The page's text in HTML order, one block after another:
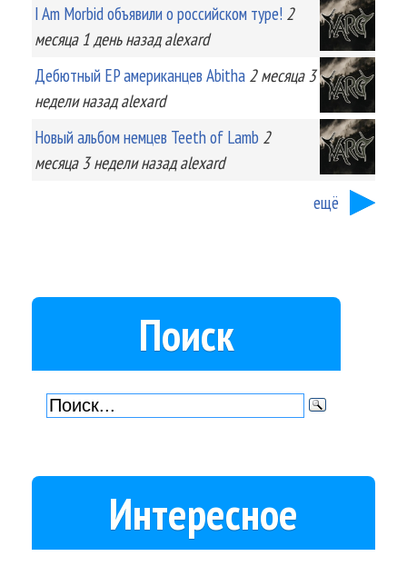
I Am Morbid объявили о российском туре! 2
месяца 1 деньназад alexard
Дебютный EP американцев Abitha 2 месяца 3
неделиназад alexard
Новый альбом немцев Teeth of Lamb 2
месяца 3 неделиназад alexard
ещё
Поиск
Интересное